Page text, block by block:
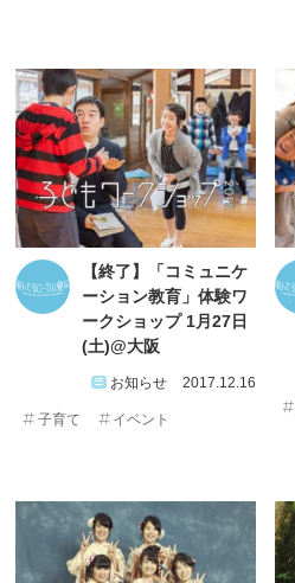
【終了】「コミュニケ
ーション教育」体験ワ
ークショップ 1月27日
(土)@大阪
お知らせ 2017.12.16
子育て イベント